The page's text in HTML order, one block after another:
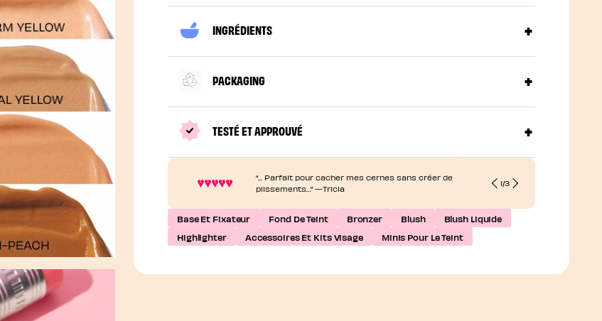
INGRÉDIENTS
PACKAGING
TESTÉ ET APPROUVÉ
“... Parfait pour cacher mes cernes sans créer de
plissements…” —Tricia
1/3
Base Et Fixateur Fond De Teint Bronzer Blush
Blush Liquide
Highlighter
Accessoires Et Kits Visage Minis Pour Le Teint